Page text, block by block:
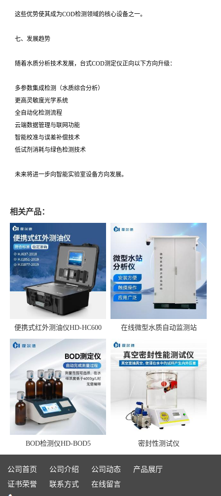
这些优势使其成为COD检测领域的核心设备之一。
七、发展趋势
随着水质分析技术发展，台式COD测定仪正向以下方向升级：
多参数集成检测（水质综合分析）
更高灵敏度光学系统
全自动化检测流程
云端数据管理与联网功能
智能校准与误差补偿技术
低试剂消耗与绿色检测技术
未来将进一步向智能实验室设备方向发展。
相关产品：
便携式红外测油仪HD-HC600 在线微型水质自动监测站
BOD检测仪HD-BOD5 密封性测试仪
公司首页 公司介绍 公司动态
产品展厅
证书荣誉
联系方式
在线留言